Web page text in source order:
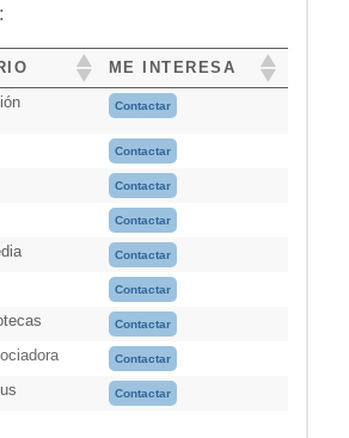
ME INTERESA
Contactar
Contactar
Contactar
Contactar
Contactar
Contactar
Contactar
Contactar
Contactar